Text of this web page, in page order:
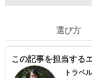
選び方
この記事を担当する
トラベ